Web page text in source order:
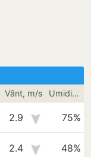
Vânt, m/s Umiditate
2.9 75%
2.4 48%